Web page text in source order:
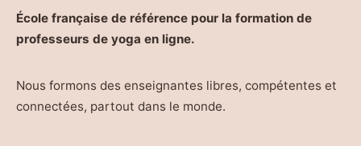
École française de référence pour la formation de
professeurs de yoga en ligne.
Nous formons des enseignantes libres, compétentes et
connectées, partout dans le monde.